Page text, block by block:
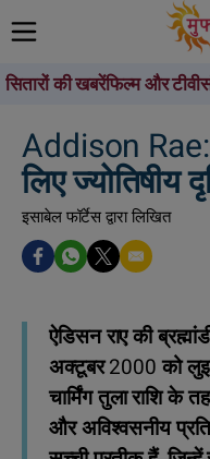
सितारों की खबरेंफिल्म और टीवी
Addison Rae:
लिए ज्योतिषीय
इसाबेल फॉर्टेस द्वारा लिखित
ऐडिसन राए की
अक्टूबर 2000 को
चार्मिंग तुला राशि के
और अविश्वसनीय